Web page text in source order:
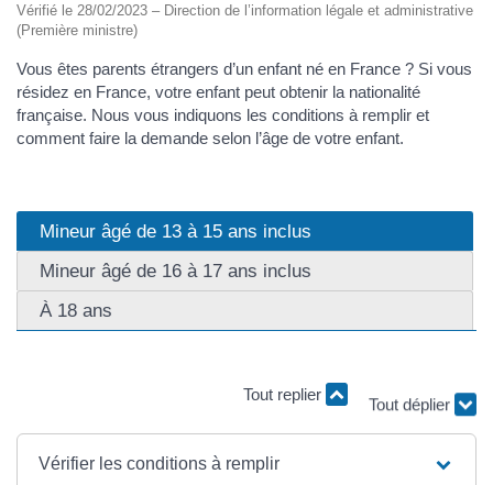
Vérifié le 28/02/2023 – Direction de l’information légale et administrative
(Première ministre)
Vous êtes parents étrangers d’un enfant né en France ? Si vous
résidez en France, votre enfant peut obtenir la nationalité
française. Nous vous indiquons les conditions à remplir et
comment faire la demande selon l’âge de votre enfant.
Mineur âgé de 13 à 15 ans inclus
Mineur âgé de 16 à 17 ans inclus
À 18 ans
Tout replier
Tout déplier
Vérifier les conditions à remplir